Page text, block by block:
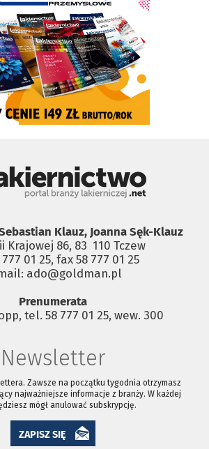
Klauz, Joanna Sęk-Klauz
Krajowej 86, 83 ­ 110 Tczew
01 25, fax 58 777 01 25
ado@goldman.pl
Prenumerata
tel. 58 777 01 25, wew. 300
Newsletter
Zawsze na początku tygodnia otrzymasz
najważniejsze informacje z branży. W każdej
mógł anulować subskrypcję.
ZAPISZ SIĘ